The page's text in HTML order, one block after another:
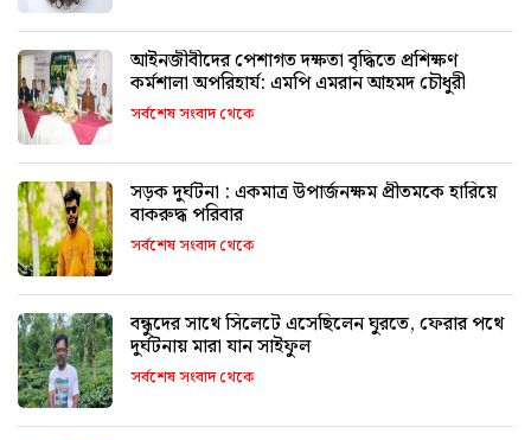
আইনজীবীদের পেশাগত দক্ষতা বৃদ্ধিতে প্রশিক্ষণ
কর্মশালা অপরিহার্য: এমপি এমরান আহমদ চৌধুরী
সর্বশেষ সংবাদ থেকে
সড়ক দুর্ঘটনা : একমাত্র উপার্জনক্ষম প্রীতমকে হারিয়ে
বাকরুদ্ধ পরিবার
সর্বশেষ সংবাদ থেকে
বন্ধুদের সাথে সিলেটে এসেছিলেন ঘুরতে, ফেরার পথে
দুর্ঘটনায় মারা যান সাইফুল
সর্বশেষ সংবাদ থেকে